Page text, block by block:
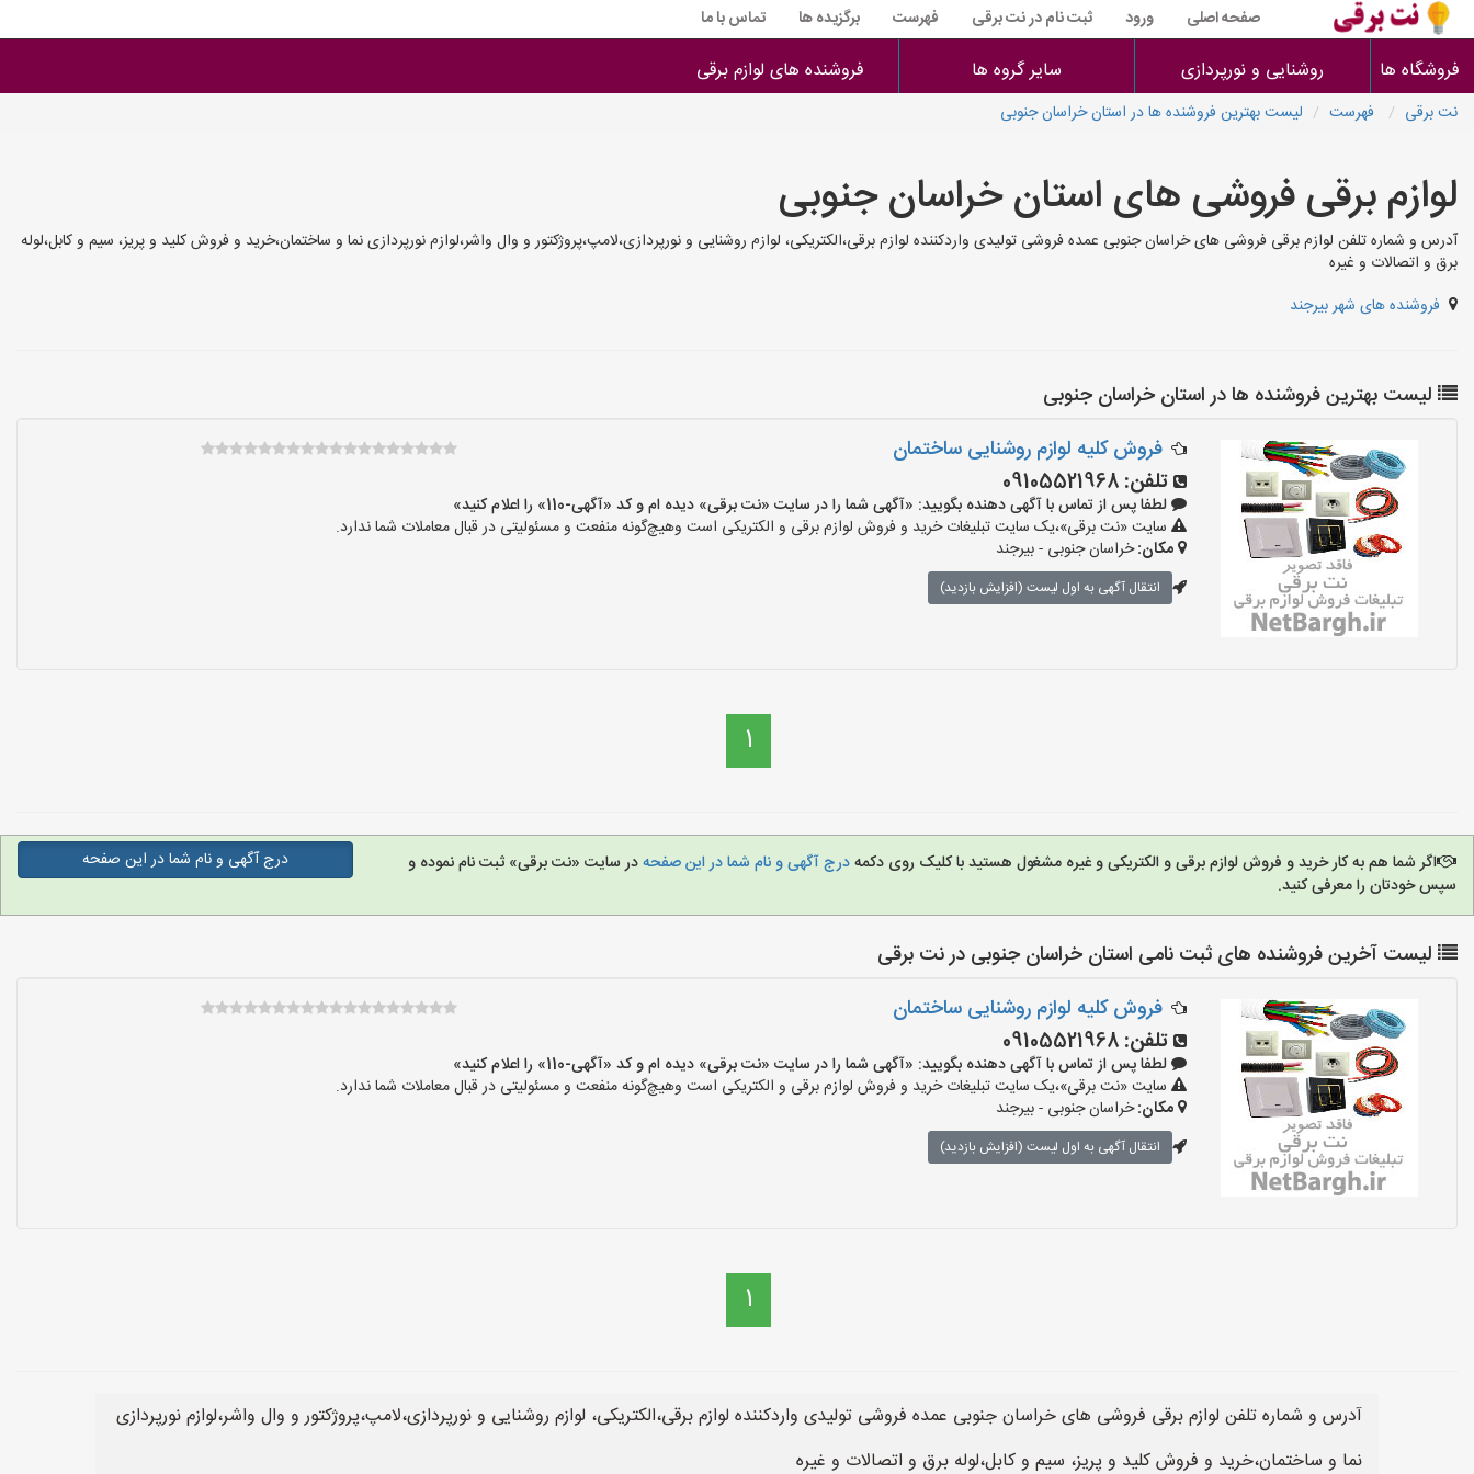
صفحه اصلی ورود ثبت نام در نت برقی فهرست برگزیده ها تماس با ما
فروشگاه ها روشنایی و نورپردازی سایر گروه ها فروشنده های لوازم برقی
نت برقی فهرست لیست بهترین فروشنده ها در استان خراسان جنوبی
لوازم برقی فروشی های استان خراسان جنوبی
آدرس و شماره تلفن لوازم برقی فروشی های خراسان جنوبی عمده فروشی تولیدی واردکننده لوازم برقی،الکتریکی، لوازم روشنایی و نورپردازی،لامپ،پروژکتور و وال واشر،لوازم نورپردازی نما و ساختمان،خرید و فروش کلید و پریز، سیم و کابل،لوله
برق و اتصالات و غیره
فروشنده های شهر بیرجند
لیست بهترین فروشنده ها در استان خراسان جنوبی
فروش کلیه لوازم روشنایی ساختمان
تلفن: 09105521968
لطفا پس از تماس با آگهی دهنده بگویید: «آگهی شما را در سایت «نت برقی» دیده ام و کد «آگهی-110» را اعلام کنید»
سایت «نت برقی»،یک سایت تبلیغات خرید و فروش لوازم برقی و الکتریکی است وهیچ‌گونه منفعت و مسئولیتی در قبال معاملات شما ندارد.
مکان:خراسان جنوبی - بیرجند
انتقال آگهی به اول لیست (افزایش بازدید)
1
اگر شما هم به کار خرید و فروش لوازم برقی و الکتریکی و غیره مشغول هستید با کلیک روی دکمهدرج آگهی و نام شما در این صفحهدر سایت «نت برقی» ثبت نام نموده و
سپس خودتان را معرفی کنید.
درج آگهی و نام شما در این صفحه
لیست آخرین فروشنده های ثبت نامی استان خراسان جنوبی در نت برقی
فروش کلیه لوازم روشنایی ساختمان
تلفن: 09105521968
لطفا پس از تماس با آگهی دهنده بگویید: «آگهی شما را در سایت «نت برقی» دیده ام و کد «آگهی-110» را اعلام کنید»
سایت «نت برقی»،یک سایت تبلیغات خرید و فروش لوازم برقی و الکتریکی است وهیچ‌گونه منفعت و مسئولیتی در قبال معاملات شما ندارد.
مکان:خراسان جنوبی - بیرجند
انتقال آگهی به اول لیست (افزایش بازدید)
1
آدرس و شماره تلفن لوازم برقی فروشی های خراسان جنوبی عمده فروشی تولیدی واردکننده لوازم برقی،الکتریکی، لوازم روشنایی و نورپردازی،لامپ،پروژکتور و وال واشر،لوازم نورپردازی
نما و ساختمان،خرید و فروش کلید و پریز، سیم و کابل،لوله برق و اتصالات و غیره